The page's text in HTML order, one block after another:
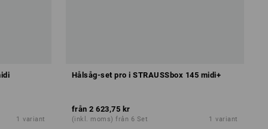
1 variant
Hålsåg-set pro i STRAUSSbox 145 midi+
från 2 623,75 kr
(inkl. moms) från 6 Set 1 variant